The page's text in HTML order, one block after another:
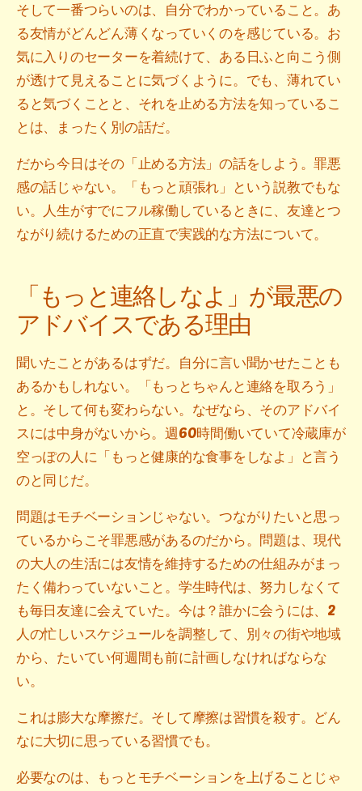
そして一番つらいのは、自分でわかっていること。あ
る友情がどんどん薄くなっていくのを感じている。お
気に入りのセーターを着続けて、ある日ふと向こう側
が透けて見えることに気づくように。でも、薄れてい
ると気づくことと、それを止める方法を知っているこ
とは、まったく別の話だ。
だから今日はその「止める方法」の話をしよう。罪悪
感の話じゃない。「もっと頑張れ」という説教でもな
い。人生がすでにフル稼働しているときに、友達とつ
ながり続けるための正直で実践的な方法について。
「もっと連絡しなよ」が最悪の
アドバイスである理由
聞いたことがあるはずだ。自分に言い聞かせたことも
あるかもしれない。「もっとちゃんと連絡を取ろう」
と。そして何も変わらない。なぜなら、そのアドバイ
スには中身がないから。週60時間働いていて冷蔵庫が
空っぽの人に「もっと健康的な食事をしなよ」と言う
のと同じだ。
問題はモチベーションじゃない。つながりたいと思っ
ているからこそ罪悪感があるのだから。問題は、現代
の大人の生活には友情を維持するための仕組みがまっ
たく備わっていないこと。学生時代は、努力しなくて
も毎日友達に会えていた。今は？誰かに会うには、2
人の忙しいスケジュールを調整して、別々の街や地域
から、たいてい何週間も前に計画しなければならな
い。
これは膨大な摩擦だ。そして摩擦は習慣を殺す。どん
なに大切に思っている習慣でも。
必要なのは、もっとモチベーションを上げることじゃ